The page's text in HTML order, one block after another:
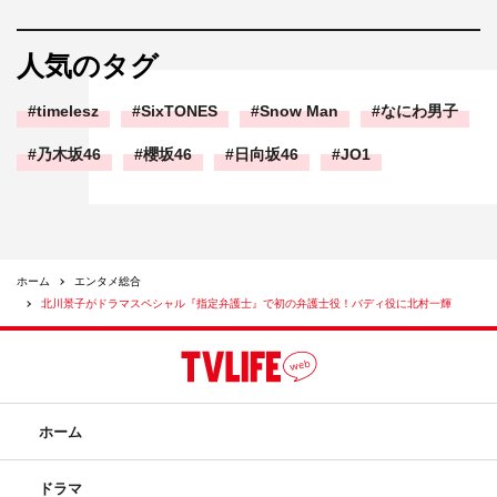
人気のタグ
timelesz SixTONES Snow Man なにわ男子
乃木坂46 櫻坂46 日向坂46 JO1
ホーム
エンタメ総合
北川景子がドラマスペシャル『指定弁護士』で初の弁護士役！バディ役に北村一輝
ホーム
ドラマ